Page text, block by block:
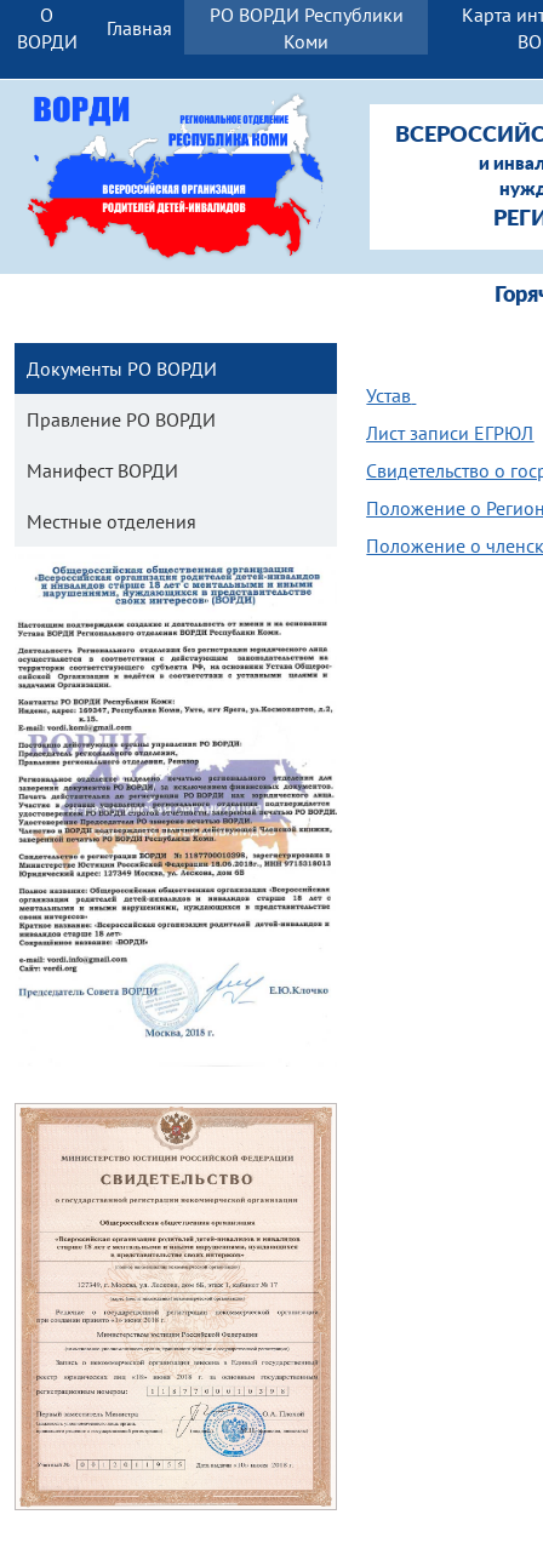
О
ВОРДИ
Главная
РО ВОРДИ Республики
Коми
Карта
и
Документы РО ВОРДИ
Правление РО ВОРДИ
Манифест ВОРДИ
Местные отделения
Устав
Лист записи ЕГРЮЛ
Свидетельство о
Положение о
Положение о